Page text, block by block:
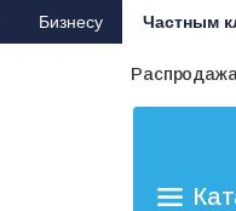
Бизнесу Частным
Распродажа